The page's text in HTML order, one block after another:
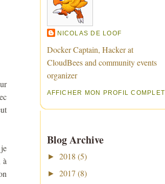
à
NICOLAS DE LOOF
Docker Captain, Hacker at
CloudBees and community events
organizer
AFFICHER MON PROFIL COMPLET
Blog Archive
► 2018 (5)
► 2017 (8)